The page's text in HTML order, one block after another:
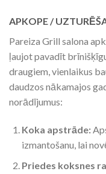
APKOPE /
Pareiza Grill salona
ļaujot pavadīt
draugiem, vienlaikus
daudzos nākamajos
norādījumus:
Koka apstrāde:
izmantošanu, lai
Priedes koksnes